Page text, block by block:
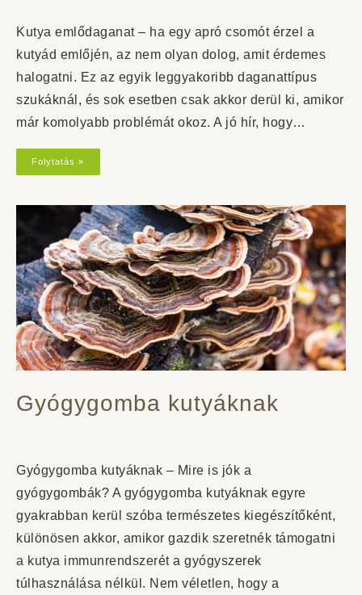
Kutya emlődaganat – ha egy apró csomót érzel a
kutyád emlőjén, az nem olyan dolog, amit érdemes
halogatni. Ez az egyik leggyakoribb daganattípus
szukáknál, és sok esetben csak akkor derül ki, amikor
már komolyabb problémát okoz. A jó hír, hogy…
Folytatás »
Gyógygomba kutyáknak
Gyógygomba kutyáknak – Mire is jók a
gyógygombák? A gyógygomba kutyáknak egyre
gyakrabban kerül szóba természetes kiegészítőként,
különösen akkor, amikor gazdik szeretnék támogatni
a kutya immunrendszerét a gyógyszerek
túlhasználása nélkül. Nem véletlen, hogy a